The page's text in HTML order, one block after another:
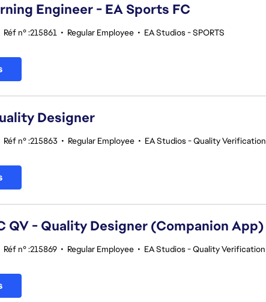
Engineer - EA Sports FC
Réf n° :215861 • Regular Employee • EA Studios - SPORTS
Designer
Réf n° :215863 • Regular Employee • EA Studios - Quality Verification
QV - Quality Designer (Companion App)
Réf n° :215869 • Regular Employee • EA Studios - Quality Verification